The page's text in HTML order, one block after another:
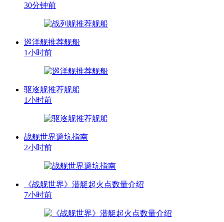
30分钟前
巡洋舰推荐舰船
1小时前
驱逐舰推荐舰船
1小时前
战舰世界避坑指南
2小时前
《战舰世界》潜艇起火点数量介绍
7小时前